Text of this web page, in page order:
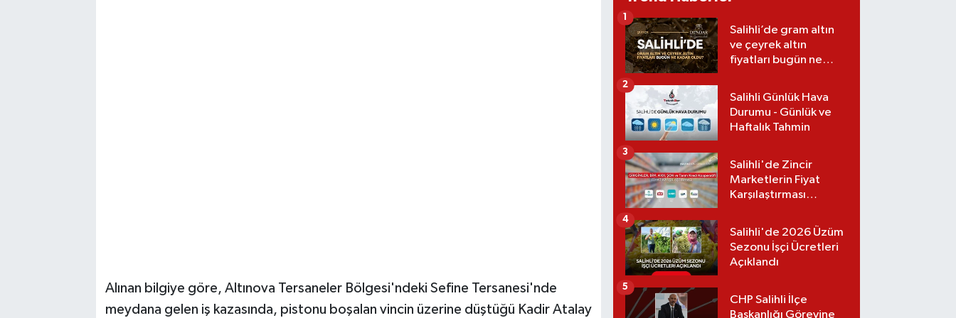
Alınan bilgiye göre, Altınova Tersaneler Bölgesi'ndeki Sefine Tersanesi'nde
meydana gelen iş kazasında, pistonu boşalan vincin üzerine düştüğü Kadir Atalay
Salihli’de gram altın
ve çeyrek altın
fiyatları bugün ne
(06.08.2026)
1
Salihli Günlük Hava
Durumu - Günlük ve
Haftalık Tahmin
2
Salihli'de Zincir
Marketlerin Fiyat
Karşılaştırması
3
Salihli'de 2026 Üzüm
Sezonu İşçi Ücretleri
Açıklandı
4
CHP Salihli İlçe
Başkanlığı Görevine
5